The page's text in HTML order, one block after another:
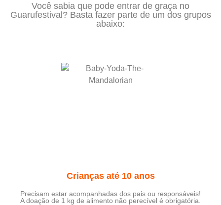
Você sabia que pode entrar de graça no
Guarufestival? Basta fazer parte de um dos grupos
abaixo:
Crianças até 10 anos
Precisam estar acompanhadas dos pais ou responsáveis!
A doação de 1 kg de alimento não perecível é obrigatória.